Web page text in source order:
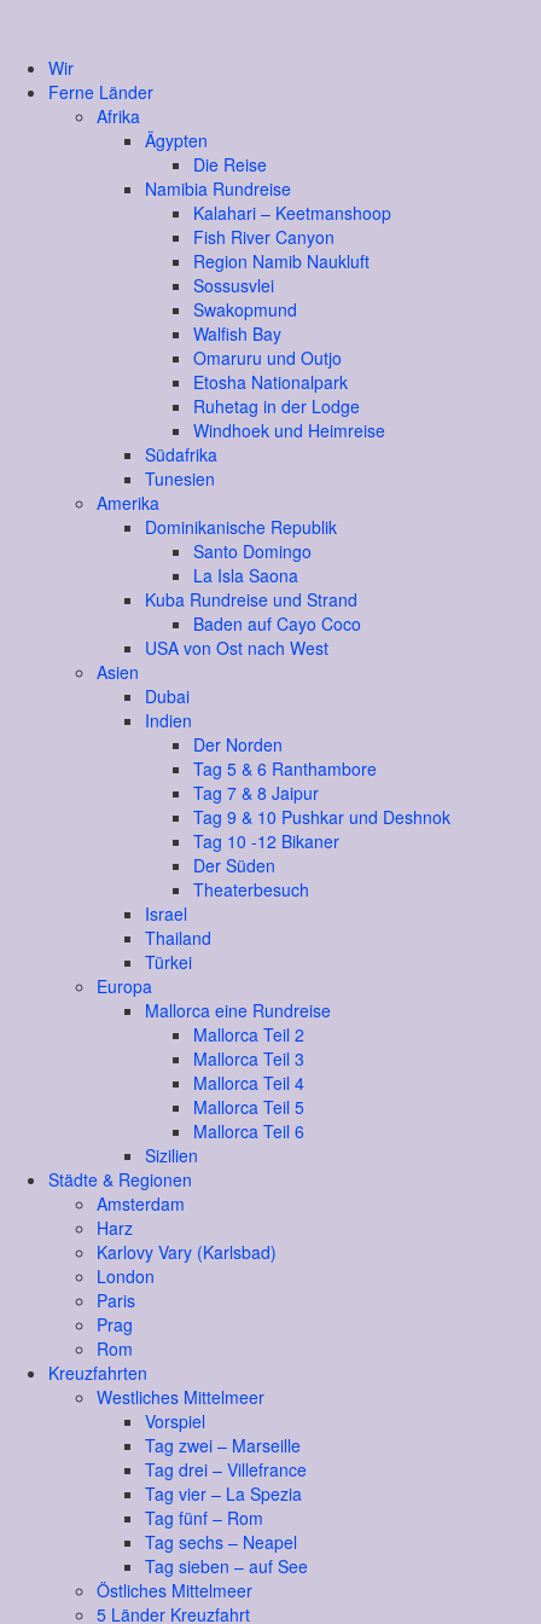
Wir
Ferne Länder
Afrika
Ägypten
Die Reise
Namibia Rundreise
Kalahari – Keetmanshoop
Fish River Canyon
Region Namib Naukluft
Sossusvlei
Swakopmund
Walfish Bay
Omaruru und Outjo
Etosha Nationalpark
Ruhetag in der Lodge
Windhoek und Heimreise
Südafrika
Tunesien
Amerika
Dominikanische Republik
Santo Domingo
La Isla Saona
Kuba Rundreise und Strand
Baden auf Cayo Coco
USA von Ost nach West
Asien
Dubai
Indien
Der Norden
Tag 5 & 6 Ranthambore
Tag 7 & 8 Jaipur
Tag 9 & 10 Pushkar und Deshnok
Tag 10 -12 Bikaner
Der Süden
Theaterbesuch
Israel
Thailand
Türkei
Europa
Mallorca eine Rundreise
Mallorca Teil 2
Mallorca Teil 3
Mallorca Teil 4
Mallorca Teil 5
Mallorca Teil 6
Sizilien
Städte & Regionen
Amsterdam
Harz
Karlovy Vary (Karlsbad)
London
Paris
Prag
Rom
Kreuzfahrten
Westliches Mittelmeer
Vorspiel
Tag zwei – Marseille
Tag drei – Villefrance
Tag vier – La Spezia
Tag fünf – Rom
Tag sechs – Neapel
Tag sieben – auf See
Östliches Mittelmeer
5 Länder Kreuzfahrt